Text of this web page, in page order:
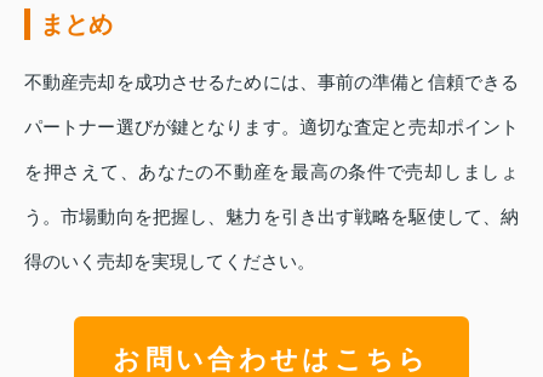
まとめ
不動産売却を成功させるためには、事前の準備と信頼できる
パートナー選びが鍵となります。適切な査定と売却ポイント
を押さえて、あなたの不動産を最高の条件で売却しましょ
う。市場動向を把握し、魅力を引き出す戦略を駆使して、納
得のいく売却を実現してください。
お問い合わせはこちら